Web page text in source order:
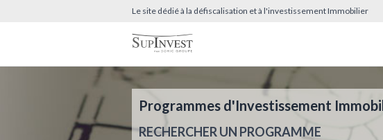
Le site dédié à la défiscalisation et à l'investissement Immobilier
Programmes d'Investissement
RECHERCHER UN PROGRAMME